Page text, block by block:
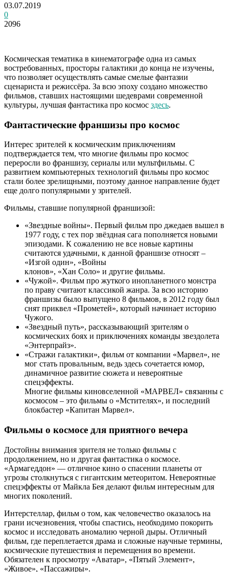
03.07.2019
0
2096
Космическая тематика в кинематографе одна из самых
востребованных, просторы галактики до конца не изучены,
что позволяет осуществлять самые смелые фантазии
сценариста и режиссёра. За всю эпоху создано множество
фильмов, ставших настоящими шедеврами современной
культуры, лучшая фантастика про космос здесь.
Фантастические франшизы про космос
Интерес зрителей к космическим приключениям
подтверждается тем, что многие фильмы про космос
переросли во франшизу, сериалы или мультфильмы. С
развитием компьютерных технологий фильмы про космос
стали более зрелищными, поэтому данное направление будет
еще долго популярными у зрителей.
Фильмы, ставшие популярной франшизой:
«Звездные войны». Первый фильм про джедаев вышел в
1977 году, с тех пор звёздная сага пополняется новыми
эпизодами. К сожалению не все новые картины
считаются удачными, к данной франшизе относят –
«Изгой один», «Войны
клонов», «Хан Соло» и другие фильмы.
«Чужой». Фильм про жуткого инопланетного монстра
по праву считают классикой жанра. За всю историю
франшизы было выпущено 8 фильмов, в 2012 году был
снят приквел «Прометей», который начинает историю
Чужого.
«Звездный путь», рассказывающий зрителям о
космических боях и приключениях команды звездолета
«Энтерпрайз».
«Стражи галактики», фильм от компании «Марвел», не
мог стать провальным, ведь здесь сочетается юмор,
динамичное развитие сюжета и невероятные
спецэффекты.
Многие фильмы киновселенной «МАРВЕЛ» связанны с
космосом – это фильмы о «Мстителях», и последний
блокбастер «Капитан Марвел».
Фильмы о космосе для приятного вечера
Достойны внимания зрителя не только фильмы с
продолжением, но и другая фантастика о космосе.
«Армагеддон» — отличное кино о спасении планеты от
угрозы столкнуться с гигантским метеоритом. Невероятные
спецэффекты от Майкла Бея делают фильм интересным для
многих поколений.
Интерстеллар, фильм о том, как человечество оказалось на
грани исчезновения, чтобы спастись, необходимо покорить
космос и исследовать аномалию черной дыры. Отличный
фильм, где переплетается драма и сложные научные термины,
космические путешествия и перемещения во времени.
Обязателен к просмотру «Аватар», «Пятый Элемент»,
«Живое», «Пассажиры».